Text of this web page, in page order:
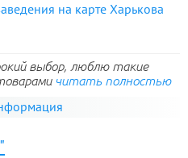
на карте Харькова
выбор, люблю такие
читать полностью